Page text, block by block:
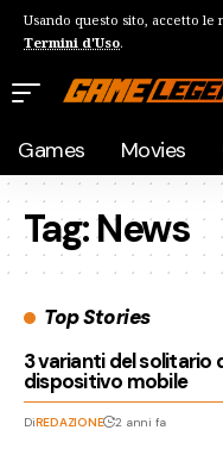
Usando questo sito, accetto le
Termini d'Uso.
Games Movies
Tag:News
Top Stories
3 varianti del solitario
dispositivo mobile
DiREDAZIONE 2 anni fa